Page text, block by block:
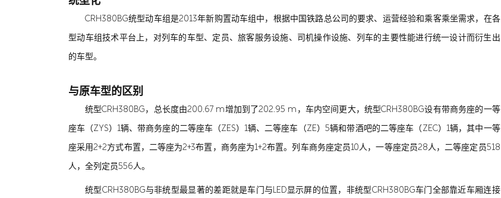
CRH380BG统型动车组是2013年新购置动车组中，根据中国铁路总公司的要求、运营经验和乘客乘坐需求，在各
型动车组技术平台上，对列车的车型、定员、旅客服务设施、司机操作设施、列车的主要性能进行统一设计而衍生出
的车型。
与原车型的区别
统型CRH380BG，总长度由200.67 m增加到了202.95 m，车内空间更大，统型CRH380BG设有带商务座的一等
座车（ZYS）1辆、带商务座的二等座车（ZES）1辆、二等座车（ZE）5辆和带酒吧的二等座车（ZEC）1辆，其中一等
座采用2+2方式布置，二等座为2+3布置，商务座为1+2布置。列车商务座定员10人，一等座定员28人，二等座定员518
人，全列定员556人。
统型CRH380BG与非统型最显著的差距就是车门与LED显示屏的位置，非统型CRH380BG车门全部靠近车厢连接